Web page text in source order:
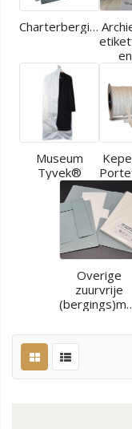
Charterbergingen
Museum
Tyvek®
Overige
zuurvrije